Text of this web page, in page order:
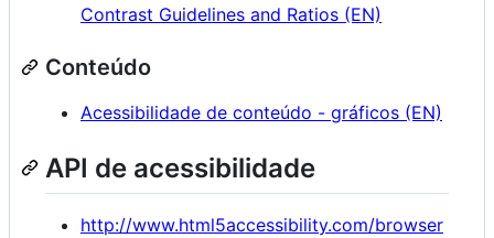
Contrast Guidelines and Ratios (EN)
Conteúdo
Acessibilidade de conteúdo - gráficos (EN)
API de acessibilidade
http://www.html5accessibility.com/browser